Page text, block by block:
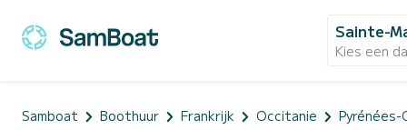
Sainte-
Kies een
Samboat Boothuur Frankrijk Occitanie